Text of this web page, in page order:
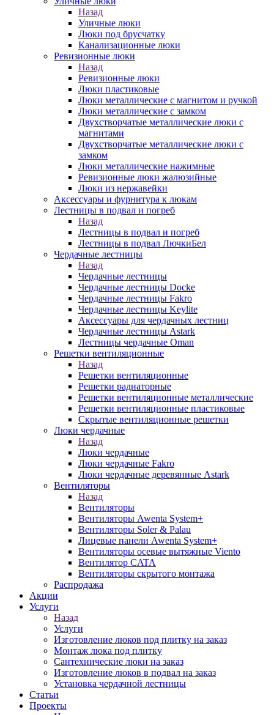
Назад
Уличные люки
Люки под брусчатку
Канализационные люки
Ревизионные люки
Назад
Ревизионные люки
Люки пластиковые
Люки металлические с магнитом и ручкой
Люки металлические с замком
Двухстворчатые металлические люки с
магнитами
Двухстворчатые металлические люки с
замком
Люки металлические нажимные
Ревизионные люки жалюзийные
Люки из нержавейки
Аксессуары и фурнитура к люкам
Лестницы в подвал и погреб
Назад
Лестницы в подвал и погреб
Лестницы в подвал ЛючкиБел
Чердачные лестницы
Назад
Чердачные лестницы
Чердачные лестницы Docke
Чердачные лестницы Fakro
Чердачные лестницы Keylite
Аксессуары для чердачных лестниц
Чердачные лестницы Astark
Лестницы чердачные Oman
Решетки вентиляционные
Назад
Решетки вентиляционные
Решетки радиаторные
Решетки вентиляционные металлические
Решетки вентиляционные пластиковые
Скрытые вентиляционные решетки
Люки чердачные
Назад
Люки чердачные
Люки чердачные Fakro
Люки чердачные деревянные Astark
Вентиляторы
Назад
Вентиляторы
Вентиляторы Awenta System+
Вентиляторы Soler & Palau
Лицевые панели Awenta System+
Вентиляторы осевые вытяжные Viento
Вентилятор CATA
Вентиляторы скрытого монтажа
Распродажа
Акции
Услуги
Назад
Услуги
Изготовление люков под плитку на заказ
Монтаж люка под плитку
Сантехнические люки на заказ
Изготовление люков в подвал на заказ
Установка чердачной лестницы
Статьи
Проекты